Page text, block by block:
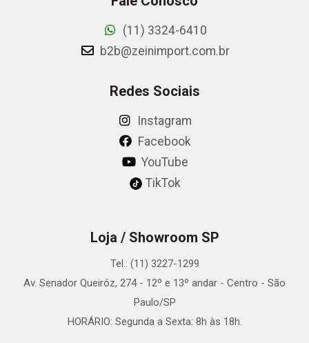
(11) 3324-6410
b2b@zeinimport.com.br
Redes Sociais
Instagram
Facebook
YouTube
TikTok
Loja / Showroom SP
Tel.: (11) 3227-1299
Av. Senador Queiróz, 274 - 12º e 13º andar - Centro - São
Paulo/SP
HORÁRIO: Segunda a Sexta: 8h às 18h.